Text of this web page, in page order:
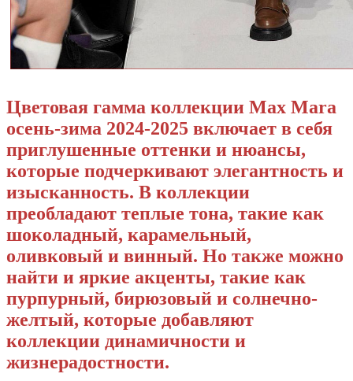
Цветовая гамма коллекции Max Mara
осень-зима 2024-2025 включает в себя
приглушенные оттенки и нюансы,
которые подчеркивают элегантность и
изысканность. В коллекции
преобладают теплые тона, такие как
шоколадный, карамельный,
оливковый и винный. Но также можно
найти и яркие акценты, такие как
пурпурный, бирюзовый и солнечно-
желтый, которые добавляют
коллекции динамичности и
жизнерадостности.